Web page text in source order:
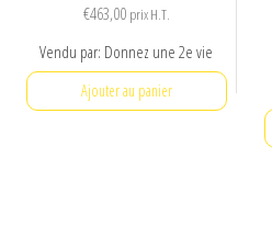
€463,00 prix H.T.
Vendu par: Donnez une 2e vie
Ajouter au panier